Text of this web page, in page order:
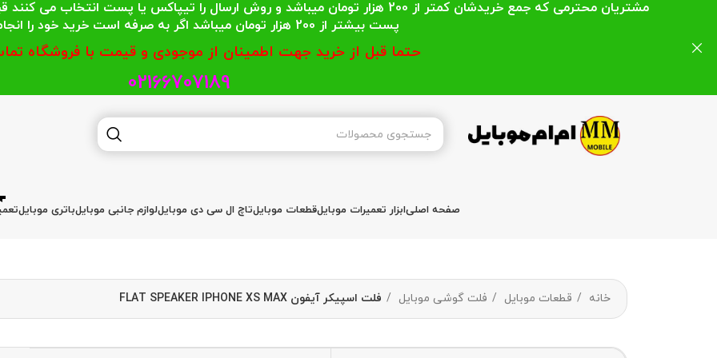
صفحه اصلیابزار تعمیرات موبایلقطعات موبایلتاچ ال سی دی موبایللوازم جانبی موبایلباتری موبایل
خانه قطعات موبایل فلت گوشی موبایل فلت اسپیکر آیفون FLAT SPEAKER IPHONE XS MAX
مشتریان محترمی که جمع خریدشان کمتر از 200 هزار تومان میباشد و روش ارسال را تیپاکس یا
پست بیشتر از 200 هزار تومان میباشد اگر به صرفه است خرید خود را انجام دهند.
حتما قبل از خرید جهت اطمینان از موجودی و قیمت با فروشگاه
02166707189